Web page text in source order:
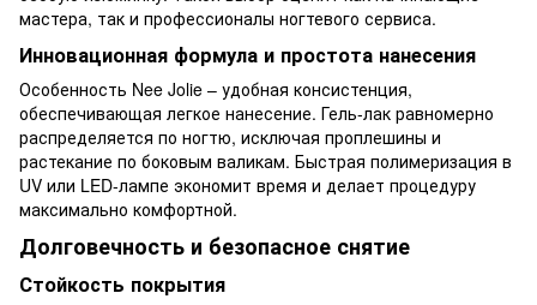
мастера, так и профессионалы ногтевого сервиса.
Инновационная формула и простота нанесения
Особенность Nee Jolie – удобная консистенция,
обеспечивающая легкое нанесение. Гель-лак равномерно
распределяется по ногтю, исключая проплешины и
растекание по боковым валикам. Быстрая полимеризация в
UV или LED-лампе экономит время и делает процедуру
максимально комфортной.
Долговечность и безопасное снятие
Стойкость покрытия